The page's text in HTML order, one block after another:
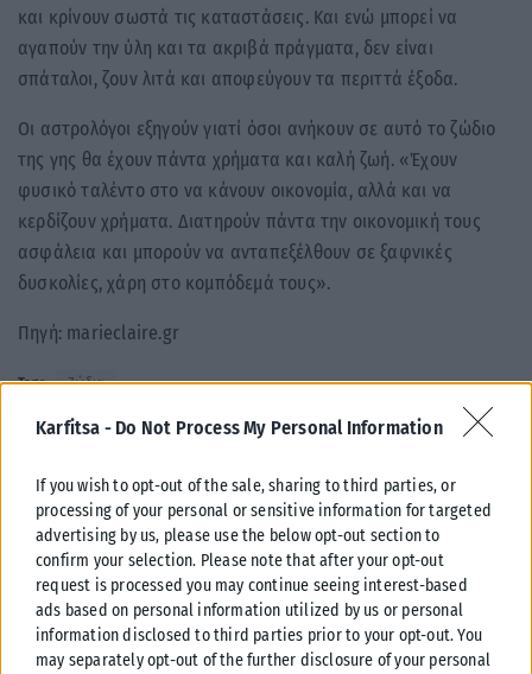
Karfitsa - Do Not Process My Personal Information
If you wish to opt-out of the sale, sharing to third parties, or
processing of your personal or sensitive information for targeted
advertising by us, please use the below opt-out section to
confirm your selection. Please note that after your opt-out
request is processed you may continue seeing interest-based
ads based on personal information utilized by us or personal
information disclosed to third parties prior to your opt-out. You
may separately opt-out of the further disclosure of your personal
και κρίνουν σωστά τις καταστάσεις. Και ενώ μπορεί να
αγαπούν την ύλη και τα ακριβά πράγματα, δεν είναι
σπάταλοι, ζουν λιτά και αποφεύγουν τα περιττά έξοδα.
Οι αστρολόγοι εξηγούν γιατί όσοι ανήκουν σε αυτό το ζώδιο
της γης θα έχουν πάντα χρήματα και καλή ζωή. «Έχουν
φυσικό ταλέντο στο να κάνουν οικονομία, αλλά και να
κερδίζουν χρήματα. Διατηρούν πάντα την οικονομική τους
ασφάλεια και μπορούν να ανταπεξέλθουν σε ξαφνικές
δυσκολίες, χάρη στο κομπόδεμά τους».
Πηγή: marieclaire.gr
Tags: Ζώδια
Σχετικά Άρθρα